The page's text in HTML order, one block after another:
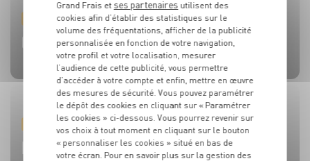
TOMATES
BRUSCHETTA FRAISES TOMATES MOZZA
L’HUILE QUI FAIT TOUTE LA DIFFÉRENCE !
BEAUFORT AOP
SALADE MOZZARELLA, PÊCHE ET AVOCAT
CÔTE DE BŒUF
CÔTE DE BOEUF AU ROQUEFORT
MOULES DE BOUCHOT AOP DE LA BAIE DU MONT-SAINT-
BROCHETTES DE SARDINES ET SAUCE À LA MENTHE
Grand Frais et ses partenaires utilisent des
cookies afin d’établir des statistiques sur le
volume des fréquentations, afficher de la publicité
personnalisée en fonction de votre navigation,
votre profil et votre localisation, mesurer
l’audience de cette publicité, vous permettre
d’accéder à votre compte et enfin, mettre en œuvre
des mesures de sécurité. Vous pouvez paramétrer
le dépôt des cookies en cliquant sur « Paramétrer
les cookies » ci-dessous. Vous pourrez revenir sur
vos choix à tout moment en cliquant sur le bouton
« personnaliser les cookies » situé en bas de
votre écran. Pour en savoir plus sur la gestion des